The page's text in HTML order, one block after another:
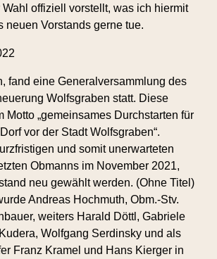
offiziell vorstellt, was ich hiermit
neuen Vorstands gerne tue.
fand eine Generalversammlung des
Wolfsgraben statt. Diese
Motto „gemeinsames Durchstarten für
vor der Stadt Wolfsgraben“.
und somit unerwarteten
Obmanns im November 2021,
neu gewählt werden. (Ohne Titel)
Andreas Hochmuth, Obm.-Stv.
weiters Harald Döttl, Gabriele
Wolfgang Serdinsky und als
Franz Kramel und Hans Kierger in